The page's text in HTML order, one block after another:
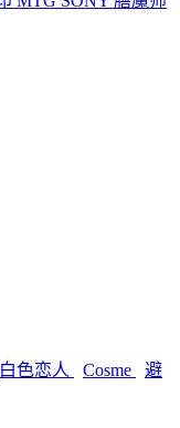
白色恋人 Cosme
避